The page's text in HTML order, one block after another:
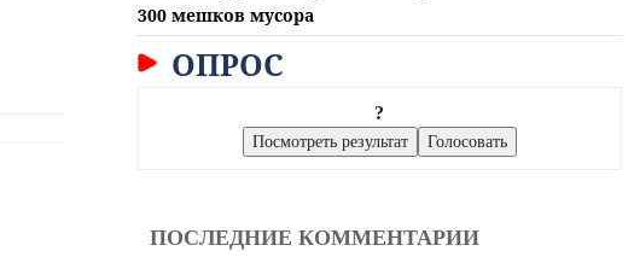
300 мешков мусора
ОПРОС
?
ПОСЛЕДНИЕ КОММЕНТАРИИ